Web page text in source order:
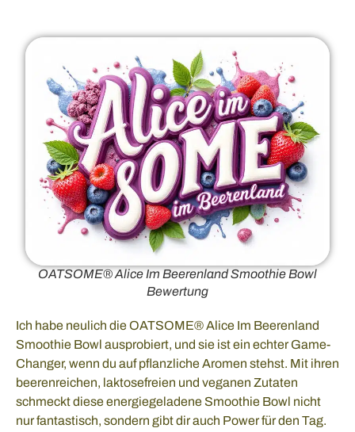
OATSOME® Alice Im Beerenland Smoothie Bowl
Bewertung
Ich habe neulich die OATSOME® Alice Im Beerenland
Smoothie Bowl ausprobiert, und sie ist ein echter Game-
Changer, wenn du auf pflanzliche Aromen stehst. Mit ihren
beerenreichen, laktosefreien und veganen Zutaten
schmeckt diese energiegeladene Smoothie Bowl nicht
nur fantastisch, sondern gibt dir auch Power für den Tag.